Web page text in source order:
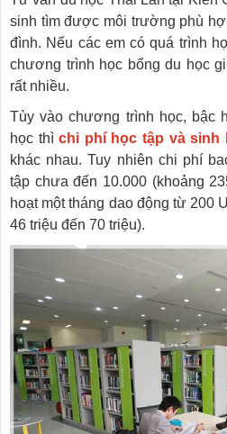
sinh tìm được môi trường phù
đình. Nếu các em có quá trình
chương trình học bổng du học
rất nhiều.
Tùy vào chương trình học, bậc
học thìchi phí học tập và sinh
khác nhau. Tuy nhiên chi phí
tập chưa đến 10.000 (khoảng
hoạt một tháng dao động từ 200
46 triệu đến 70 triệu).